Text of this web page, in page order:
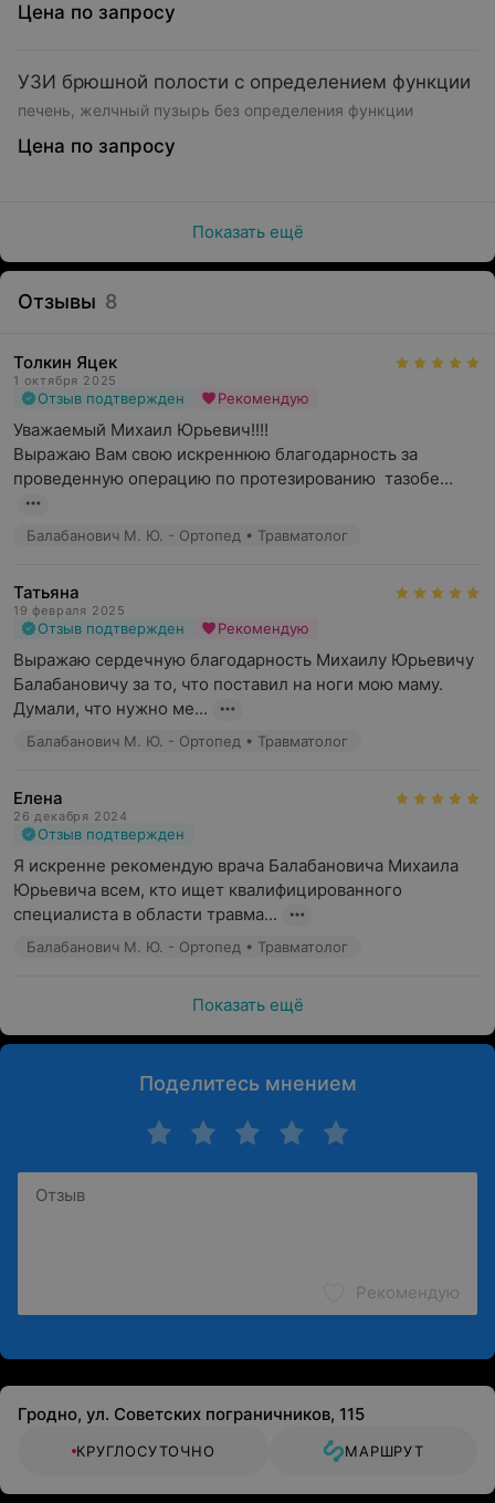
Цена по запросу
УЗИ брюшной полости с определением функции
печень, желчный пузырь без определения функции
Цена по запросу
Показать ещё
Отзывы 8
Толкин Яцек
1 октября 2025
Отзыв подтвержден Рекомендую
Уважаемый Михаил Юрьевич!!!!
Выражаю Вам свою искреннюю благодарность за
проведенную операцию по протезированию  тазобе...
Балабанович М. Ю. - Ортопед • Травматолог
Татьяна
19 февраля 2025
Отзыв подтвержден Рекомендую
Выражаю сердечную благодарность Михаилу Юрьевичу
Балабановичу за то, что поставил на ноги мою маму.
Думали, что нужно ме...
Балабанович М. Ю. - Ортопед • Травматолог
Елена
26 декабря 2024
Отзыв подтвержден
Я искренне рекомендую врача Балабановича Михаила
Юрьевича всем, кто ищет квалифицированного
специалиста в области травма...
Балабанович М. Ю. - Ортопед • Травматолог
Показать ещё
Поделитесь мнением
Рекомендую
Гродно, ул. Советских пограничников, 115
КРУГЛОСУТОЧНО МАРШРУТ